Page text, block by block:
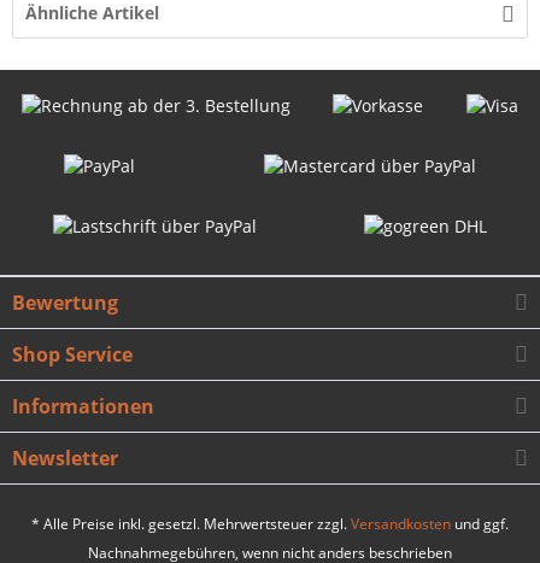
Ähnliche Artikel
Bewertung
Shop Service
Informationen
Newsletter
* Alle Preise inkl. gesetzl. Mehrwertsteuer zzgl.Versandkosten und ggf.
Nachnahmegebühren, wenn nicht anders beschrieben